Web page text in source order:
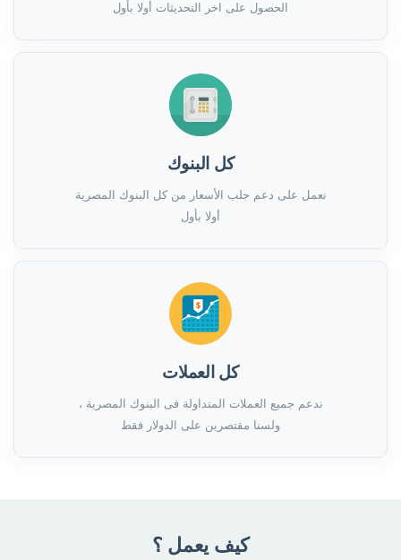
الحصول على اخر التحديثات أولا بأول
كل البنوك
نعمل على دعم جلب الأسعار من كل البنوك المصرية
أولا بأول
كل العملات
ندعم جميع العملات المتداولة فى البنوك المصرية ،
ولسنا مقتصرين على الدولار فقط
كيف يعمل ؟